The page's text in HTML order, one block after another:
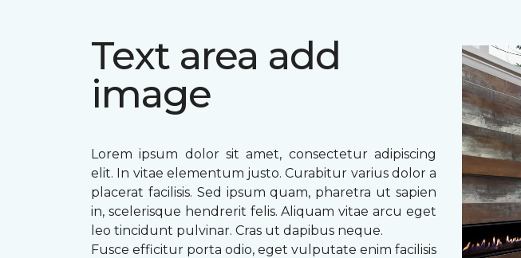
Text area add
image
Lorem ipsum dolor sit amet, consectetur adipiscing
elit. In vitae elementum justo. Curabitur varius dolor a
placerat facilisis. Sed ipsum quam, pharetra ut sapien
in, scelerisque hendrerit felis. Aliquam vitae arcu eget
leo tincidunt pulvinar. Cras ut dapibus neque.
Fusce efficitur porta odio, eget vulputate enim facilisis